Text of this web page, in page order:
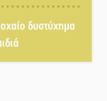
και παράδοση δίνουν
στην Αγόριανη
δυστύχημα